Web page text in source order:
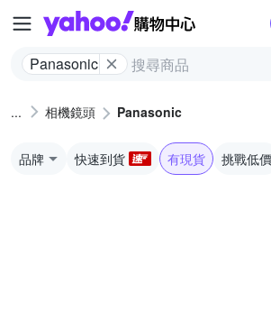
Yahoo購
Panasonic
相機鏡頭 Panasonic
品牌 快速到貨 有現貨 挑戰低價